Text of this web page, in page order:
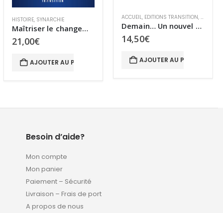
ACCUEIL,EDITIONS TRANSITION LE MONDE D’APRÈS,TRANSITION SOCIALE
14,50
AJOUTER AU PANIER
ARCHÉOLOGIE, HISTOIRE ,MYSTÈRES
15,00
AJOUTER AU PANIER
Besoin d’aide?
Mon compte
Mon panier
Paiement – Sécurité
Livraison – Frais de port
A propos de nous